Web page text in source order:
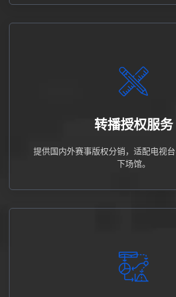
转播授权服务
提供国内外赛事版权分销，适配电视
下场馆。
场馆。
功能。